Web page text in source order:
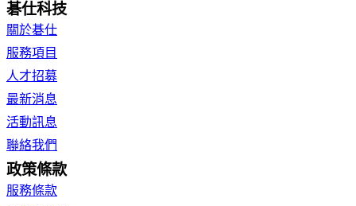
碁仕科技
關於碁仕
服務項目
人才招募
最新消息
活動訊息
聯絡我們
政策條款
服務條款